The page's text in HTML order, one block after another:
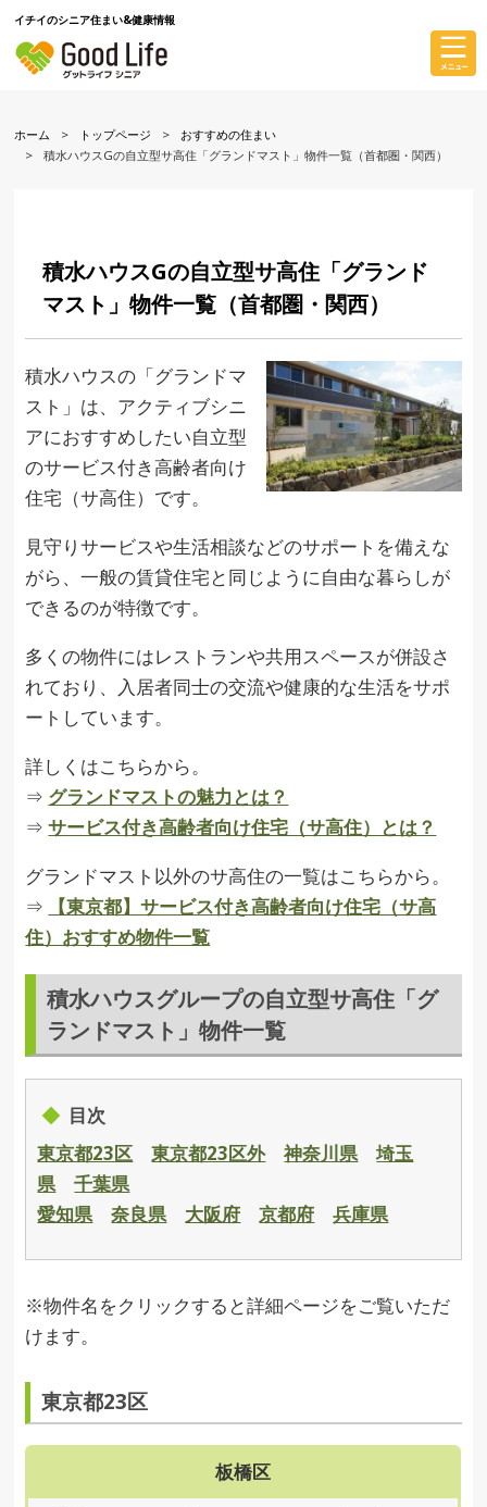
イチイのシニア住まい&健康情報
ホーム トップページ
おすすめの住まい
積水ハウスGの自立型サ高住「グランドマスト」物件一覧（首都圏・関西）
積水ハウスGの自立型サ高住「グランド
マスト」物件一覧（首都圏・関西）
積水ハウスの「グランドマ
スト」は、アクティブシニ
アにおすすめしたい自立型
のサービス付き高齢者向け
住宅（サ高住）です。
見守りサービスや生活相談などのサポートを備えな
がら、一般の賃貸住宅と同じように自由な暮らしが
できるのが特徴です。
多くの物件にはレストランや共用スペースが併設さ
れており、入居者同士の交流や健康的な生活をサポ
ートしています。
詳しくはこちらから。
⇒ グランドマストの魅力とは？
⇒サービス付き高齢者向け住宅（サ高住）とは？
グランドマスト以外のサ高住の一覧はこちらから。
⇒
【東京都】サービス付き高齢者向け住宅（サ高
住）おすすめ物件一覧
積水ハウスグループの自立型サ高住「グ
ランドマスト」物件一覧
目次
東京都23区
東京都23区外 神奈川県
埼玉
県
千葉県
愛知県
奈良県 大阪府 京都府 兵庫県
※物件名をクリックすると詳細ページをご覧いただ
けます。
東京都23区
板橋区